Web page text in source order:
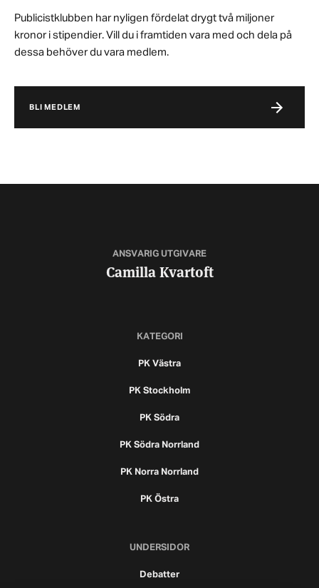
Publicistklubben har nyligen fördelat drygt två miljoner
kronor i stipendier. Vill du i framtiden vara med och dela på
dessa behöver du vara medlem.
BLI MEDLEM
ANSVARIG UTGIVARE
Camilla Kvartoft
KATEGORI
PK Västra
PK Stockholm
PK Södra
PK Södra Norrland
PK Norra Norrland
PK Östra
UNDERSIDOR
Debatter